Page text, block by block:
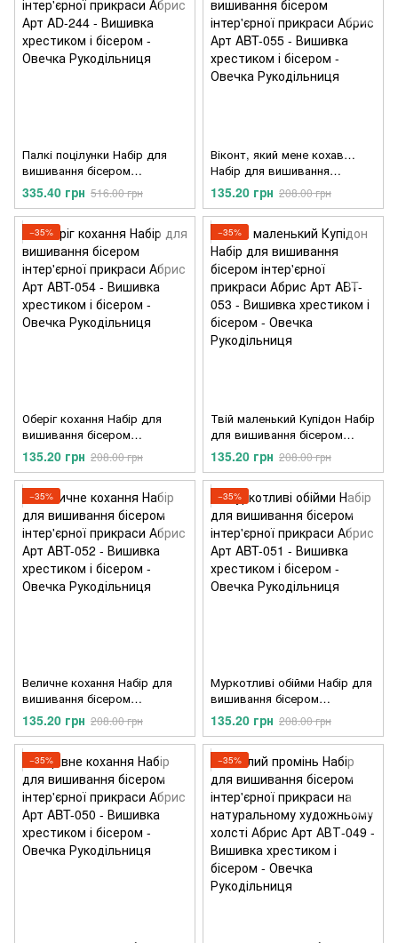
Палкі поцілунки Набір для
вишивання бісером
інтер'єрної прикраси Абрис
Арт AD-244
335.40 грн 516.00 грн
Віконт, який мене кохав…
Набір для вишивання
бісером інтер'єрної прикраси
Абрис Арт ABT-055
135.20 грн 208.00 грн
−35%
Оберіг кохання Набір для
вишивання бісером
інтер'єрної прикраси Абрис
Арт ABT-054
135.20 грн 208.00 грн
−35%
Твій маленький Купідон Набір
для вишивання бісером
інтер'єрної прикраси Абрис
Арт ABT-053
135.20 грн 208.00 грн
−35%
Величне кохання Набір для
вишивання бісером
інтер'єрної прикраси Абрис
Арт ABT-052
135.20 грн 208.00 грн
−35%
Муркотливі обійми Набір для
вишивання бісером
інтер'єрної прикраси Абрис
Арт ABT-051
135.20 грн 208.00 грн
−35% −35%